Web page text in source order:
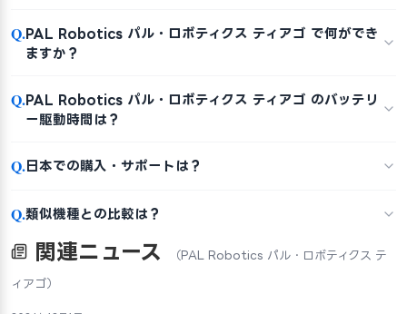
Q.PAL Robotics パル・ロボティクス ティアゴ で何ができ
ますか？
Q.PAL Robotics パル・ロボティクス ティアゴ のバッテリ
ー駆動時間は？
Q.日本での購入・サポートは？
Q.類似機種との比較は？
関連ニュース （PAL Robotics パル・ロボティクス テ
ィアゴ）